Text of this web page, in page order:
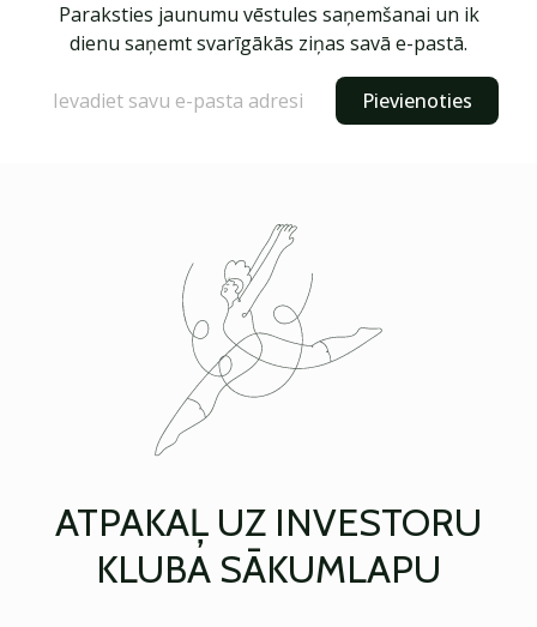
Paraksties jaunumu vēstules saņemšanai un ik
dienu saņemt svarīgākās ziņas savā e-pastā.
Pievienoties
ATPAKAĻ UZ INVESTORU
KLUBA SĀKUMLAPU